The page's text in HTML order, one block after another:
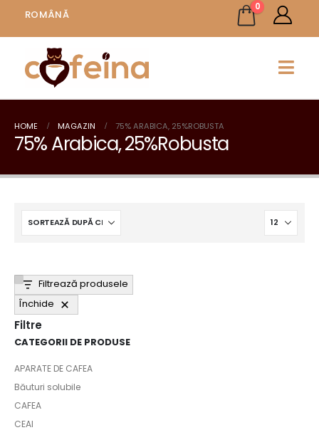
ROMÂNĂ
0
HOME MAGAZIN 75% ARABICA, 25%ROBUSTA
75% Arabica, 25%Robusta
Filtrează produsele
Închide
Filtre
CATEGORII DE PRODUSE
APARATE DE CAFEA
Băuturi solubile
CAFEA
CEAI